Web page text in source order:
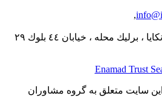
,
آنكارا ، چانكايا ، برليك محله ، خيابان ٤٤ بلوك ٢٩
سایت متعلق به گروه مشاوران